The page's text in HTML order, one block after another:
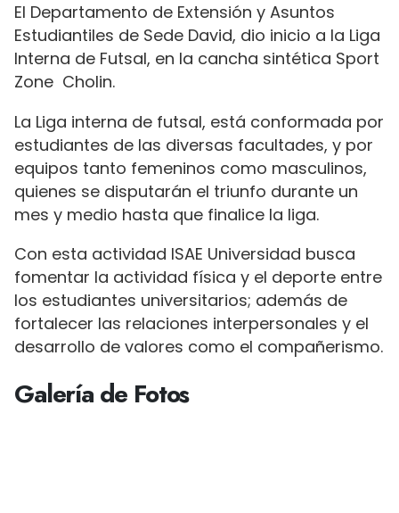
El Departamento de Extensión y Asuntos
Estudiantiles de Sede David, dio inicio a la Liga
Interna de Futsal, en la cancha sintética Sport
Zone Cholin.
La Liga interna de futsal, está conformada por
estudiantes de las diversas facultades, y por
equipos tanto femeninos como masculinos,
quienes se disputarán el triunfo durante un
mes y medio hasta que finalice la liga.
Con esta actividad ISAE Universidad busca
fomentar la actividad física y el deporte entre
los estudiantes universitarios; además de
fortalecer las relaciones interpersonales y el
desarrollo de valores como el compañerismo.
Galería de Fotos